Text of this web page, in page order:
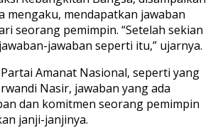
mengaku, mendapatkan jawaban
seorang pemimpin. “Setelah sekian
jawaban seperti itu,” ujarnya.
Amanat Nasional, seperti yang
Nasir, jawaban yang ada
dan komitmen seorang pemimpin
janji-janjinya.